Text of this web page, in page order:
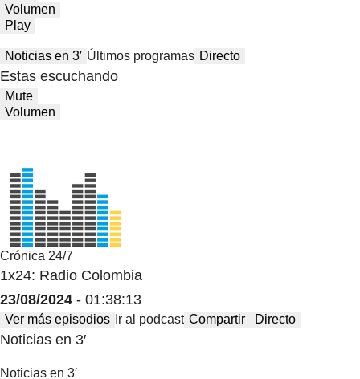
Volumen
Play
Noticias en 3′ Últimos programas Directo
Estas escuchando
Mute
Volumen
Crónica 24/7
1x24: Radio Colombia
23/08/2024 - 01:38:13
Ver más episodios Ir al podcast Compartir Directo
Noticias en 3′
Noticias en 3′